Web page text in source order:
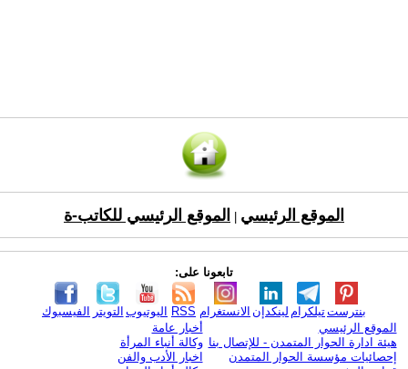
الموقع الرئيسي الموقع الرئيسي للكاتب-ة
تابعونا على:
الفيسبوك التويتر اليوتيوب RSS الانستغرام لينكدإن تيلكرامبنترست
الموقع الرئيسي
هيئة ادارة الحوار المتمدن - للإتصال بنا
إحصائيات مؤسسة الحوار المتمدن
أخبار عامة
وكالة أنباء المرأة
اخبار الأدب والفن